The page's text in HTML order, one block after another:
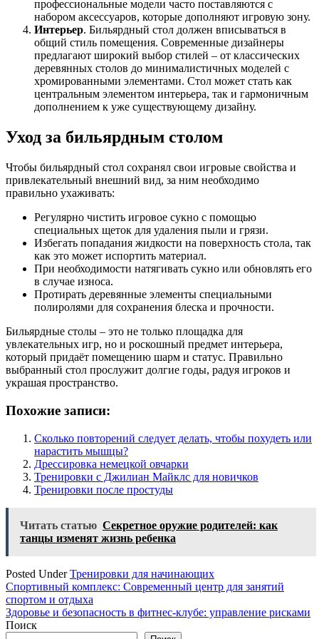
профессиональные модели часто поставляются с
набором аксессуаров, которые дополняют игровую зону.
Интерьер. Бильярдный стол должен вписываться в
общий стиль помещения. Современные дизайнеры
предлагают широкий выбор стилей – от классических
деревянных столов до минималистичных моделей с
хромированными элементами. Стол может стать как
центральным элементом интерьера, так и гармоничным
дополнением к уже существующему дизайну.
Уход за бильярдным столом
Чтобы бильярдный стол сохранял свои игровые свойства и
привлекательный внешний вид, за ним необходимо
правильно ухаживать:
Регулярно чистить игровое сукно с помощью
специальных щеток для удаления пыли и грязи.
Избегать попадания жидкости на поверхность стола, так
как это может испортить материал.
При необходимости натягивать сукно или обновлять его
в случае износа.
Протирать деревянные элементы специальными
полиролями для сохранения блеска и прочности.
Бильярдные столы – это не только площадка для
увлекательных игр, но и роскошный предмет интерьера,
который придаёт помещению шарм и статус. Правильно
выбранный стол прослужит долгие годы, радуя игроков и
украшая пространство.
Похожие записи:
Сколько повторений следует делать, чтобы похудеть или
нарастить мышцы?
Дрессировка немецкой овчарки
Тренировки с Джилиан Майклс для новичков
Тренировки после простуды
Читать статью Секретное оружие родителей: как
танцы изменят жизнь ребенка
Posted UnderТренировки для начинающих
Навигация
по
записям
Спортивный комплекс: Современный центр для занятий
спортом и отдыха
Здоровье и безопасность в фитнес-клубе: управление рисками
Поиск